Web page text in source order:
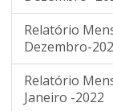
Relatório
Dezembro-
Relatório
Janeiro -2022